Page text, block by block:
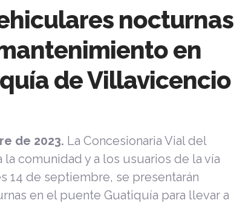
nocturnas
en
de Villavicencio
de 2023. La Concesionaria Vial del
comunidad y a los usuarios de la vía
14 de septiembre, se presentarán
en el puente Guatiquía para llevar a